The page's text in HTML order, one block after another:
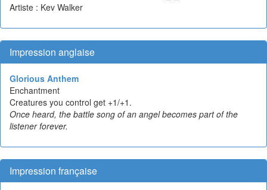
Artiste : Kev Walker
Impression anglaise
Glorious Anthem
Enchantment
Creatures you control get +1/+1.
Once heard, the battle song of an angel becomes part of the
listener forever.
Impression française